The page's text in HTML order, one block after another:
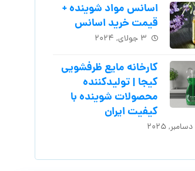
اسانس مواد شوینده +
قیمت خرید اسانس
۳ جولای, ۲۰۲۴
کارخانه مایع ظرفشویی
کیجا | تولیدکننده
محصولات شوینده با
کیفیت ایران